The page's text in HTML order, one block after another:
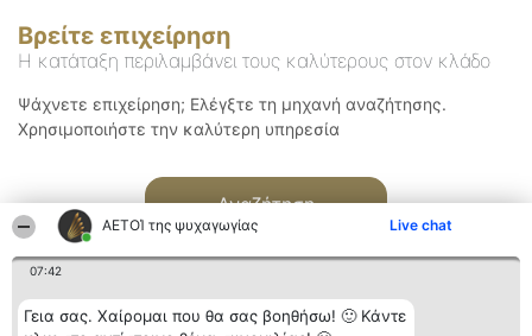
ΑΕΤΟΊ της ψυχαγωγίας Live chat
07:42
Γεια σας. Χαίρομαι που θα σας βοηθήσω! 🙂 Κάντε
Βρείτε επιχείρηση
Η κατάταξη περιλαμβάνει τους καλύτερους στον κλάδο
Ψάχνετε επιχείρηση; Ελέγξτε τη μηχανή αναζήτησης.
Χρησιμοποιήστε την καλύτερη υπηρεσία
Αναζήτηση